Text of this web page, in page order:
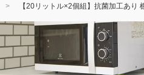
【20リットル×2個組】抗菌加工あり